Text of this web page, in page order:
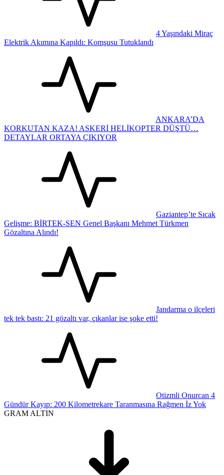
4 Yaşındaki Miraç
Elektrik Akımına Kapıldı: Komşusu Tutuklandı
ANKARA’DA
KORKUTAN KAZA! ASKERİ HELİKOPTER DÜŞTÜ…
DETAYLAR ORTAYA ÇIKIYOR
Gaziantep’te Sıcak
Gelişme: BİRTEK-SEN Genel Başkanı Mehmet Türkmen
Gözaltına Alındı!
Jandarma o ilçeleri
tek tek bastı: 21 gözaltı var, çıkanlar ise şoke etti!
Otizmli Onurcan 4
Gündür Kayıp: 200 Kilometrekare Taranmasına Rağmen İz Yok
GRAM ALTIN